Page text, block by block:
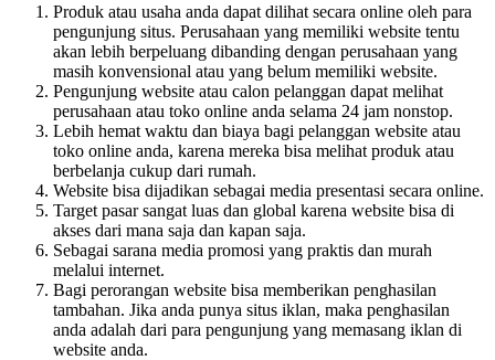
Produk atau usaha anda dapat dilihat secara online oleh para
pengunjung situs. Perusahaan yang memiliki website tentu
akan lebih berpeluang dibanding dengan perusahaan yang
masih konvensional atau yang belum memiliki website.
Pengunjung website atau calon pelanggan dapat melihat
perusahaan atau toko online anda selama 24 jam nonstop.
Lebih hemat waktu dan biaya bagi pelanggan website atau
toko online anda, karena mereka bisa melihat produk atau
berbelanja cukup dari rumah.
Website bisa dijadikan sebagai media presentasi secara online.
Target pasar sangat luas dan global karena website bisa di
akses dari mana saja dan kapan saja.
Sebagai sarana media promosi yang praktis dan murah
melalui internet.
Bagi perorangan website bisa memberikan penghasilan
tambahan. Jika anda punya situs iklan, maka penghasilan
anda adalah dari para pengunjung yang memasang iklan di
website anda.